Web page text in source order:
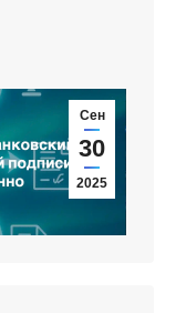
Сен
30
2025